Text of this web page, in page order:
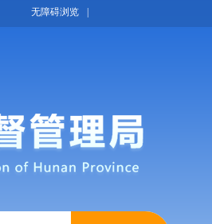
无障碍浏览